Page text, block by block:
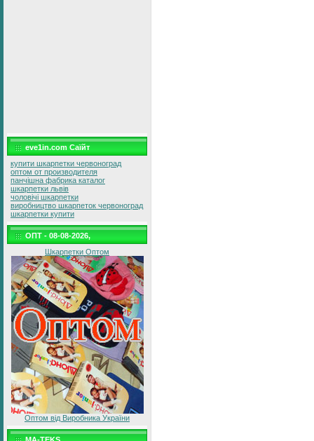
eve1in.com Саїйт
купити шкарпетки червоноград
оптом от производителя
панчішна фабрика каталог
шкарпетки львів
чоловічі шкарпетки
виробництво шкарпеток червоноград
шкарпетки купити
ОПТ - 08-08-2026,
Шкарпетки Оптом
Оптом від Виробника України